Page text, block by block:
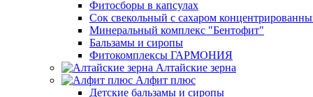
Фитосборы в капсулах
Сок свекольный с сахаром
Минеральный комплекс "Бентофит"
Бальзамы и сиропы
Фитокомплексы ГАРМОНИЯ
Алтайские зерна
Алфит плюс
Детские бальзамы и сиропы